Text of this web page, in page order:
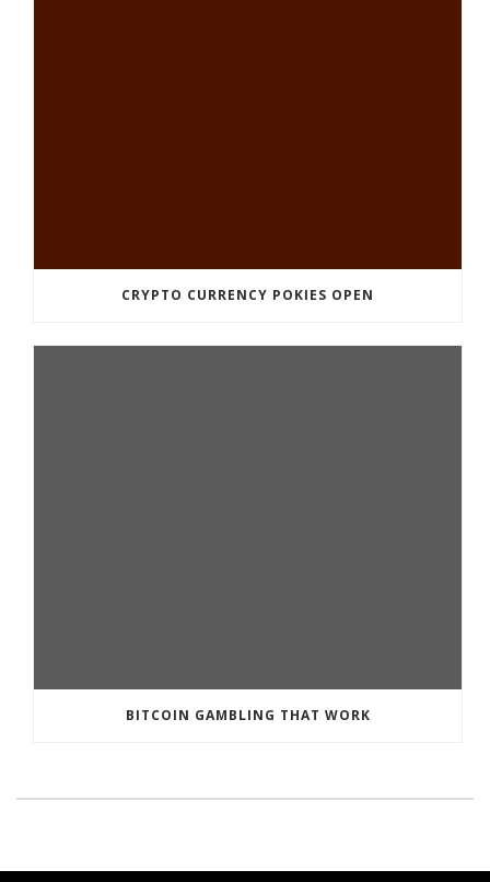
CRYPTO CURRENCY POKIES OPEN
BITCOIN GAMBLING THAT WORK